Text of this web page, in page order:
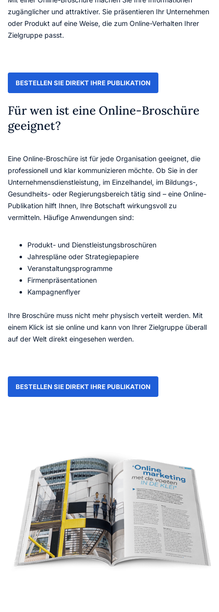
zugänglicher und attraktiver. Sie präsentieren Ihr Unternehmen
oder Produkt auf eine Weise, die zum Online-Verhalten Ihrer
Zielgruppe passt.
BESTELLEN SIE DIREKT IHRE PUBLIKATION
Für wen ist eine Online-Broschüre
geeignet?
Eine Online-Broschüre ist für jede Organisation geeignet, die
professionell und klar kommunizieren möchte. Ob Sie in der
Unternehmensdienstleistung, im Einzelhandel, im Bildungs-,
Gesundheits- oder Regierungsbereich tätig sind – eine Online-
Publikation hilft Ihnen, Ihre Botschaft wirkungsvoll zu
vermitteln. Häufige Anwendungen sind:
Produkt- und Dienstleistungsbroschüren
Jahrespläne oder Strategiepapiere
Veranstaltungsprogramme
Firmenpräsentationen
Kampagnenflyer
Ihre Broschüre muss nicht mehr physisch verteilt werden. Mit
einem Klick ist sie online und kann von Ihrer Zielgruppe überall
auf der Welt direkt eingesehen werden.
BESTELLEN SIE DIREKT IHRE PUBLIKATION